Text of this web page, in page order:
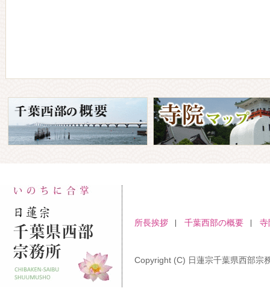
所長挨拶 千葉西部の概要 寺
Copyright (C) 日蓮宗千葉県西部宗